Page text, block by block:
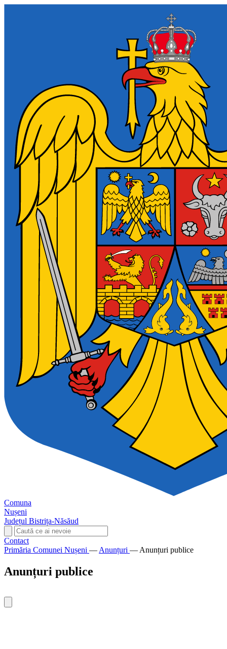
Comuna
Nușeni
Județul Bistrița-Năsăud
Contact
Primăria Comunei Nușeni — Anunțuri — Anunțuri publice
Anunțuri publice